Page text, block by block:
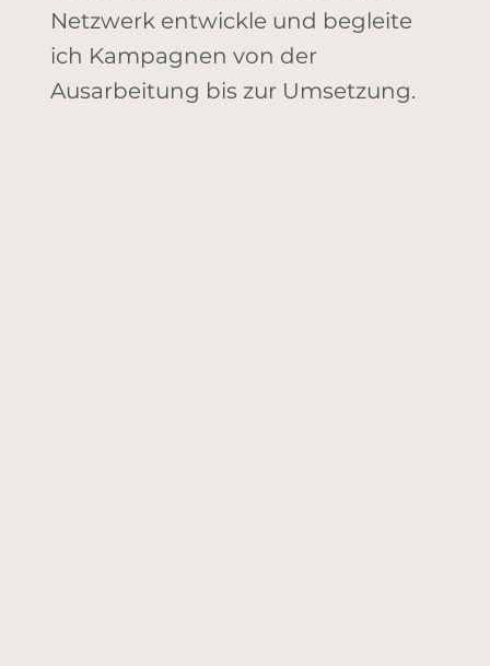
Netzwerk entwickle und begleite
ich Kampagnen von der
Ausarbeitung bis zur Umsetzung.